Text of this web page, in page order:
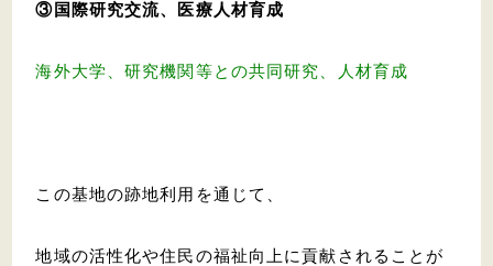
③国際研究交流、医療人材育成
海外大学、研究機関等との共同研究、人材育成
この基地の跡地利用を通じて、
地域の活性化や住民の福祉向上に貢献されることが